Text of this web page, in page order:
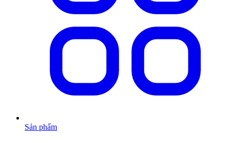
Sản phẩm